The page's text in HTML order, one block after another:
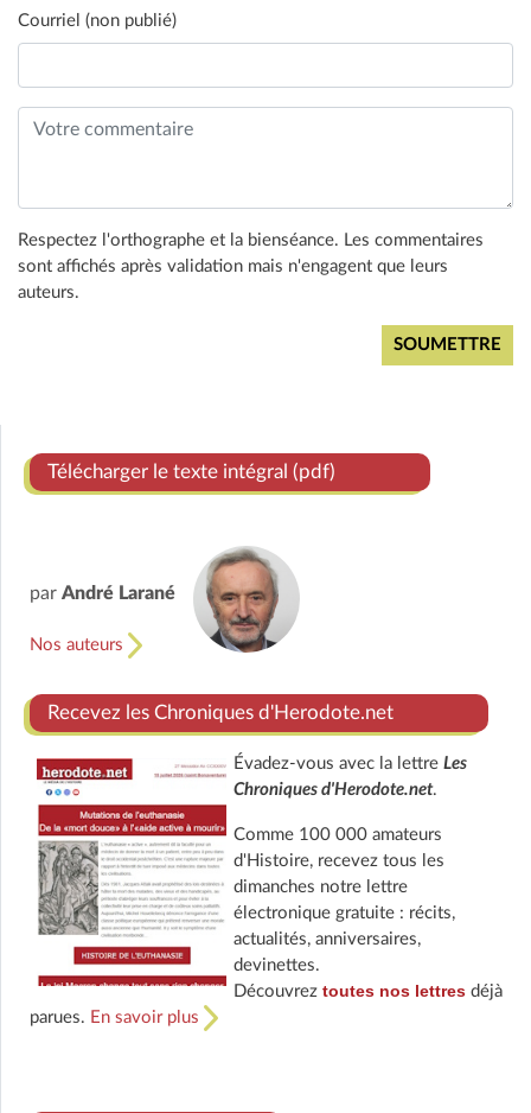
Courriel (non publié)
Respectez l'orthographe et la bienséance. Les commentaires
sont affichés après validation mais n'engagent que leurs
auteurs.
Télécharger le texte intégral (pdf)
par André Larané
Nos auteurs
Recevez les Chroniques d'Herodote.net
Évadez-vous avec la lettre Les
Chroniques d'Herodote.net.
Comme 100 000 amateurs
d'Histoire, recevez tous les
dimanches notre lettre
électronique gratuite : récits,
actualités, anniversaires,
devinettes.
Découvrez toutes nos lettresdéjà
parues. En savoir plus